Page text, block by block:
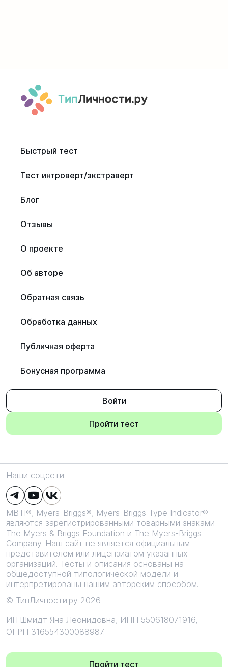
Быстрый тест
Тест интроверт/экстраверт
Блог
Отзывы
О проекте
Об авторе
Обратная связь
Обработка данных
Публичная оферта
Бонусная программа
Войти
Пройти тест
© ТипЛичности.ру 2026
ИП Шмидт Яна Леонидовна, ИНН 550618071916,
ОГРН 316554300088987.
исключительным авторским правом. Запрещено любое
Наши соцсети:
MBTI®, Myers-Briggs®, Myers-Briggs Type Indicator®
являются зарегистрированными товарными знаками
The Myers & Briggs Foundation и The Myers-Briggs
Company. Наш сайт не является официальным
представителем или лицензиатом указанных
организаций. Тесты и описания основаны на
общедоступной типологической модели и
интерпретированы нашим авторским способом.
Пройти тест